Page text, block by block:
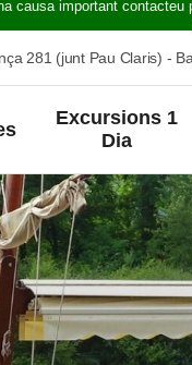
causa important
281 (junt Pau Claris) -
Excursions 1
Dia